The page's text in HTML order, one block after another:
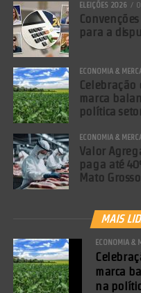
ELEIÇÕES 2026
para a
ECONOMIA &
Celebração
marca
política
ECONOMIA &
Valor
paga até
Mato Grosso
MAIS
ECONOMIA &
marca
na